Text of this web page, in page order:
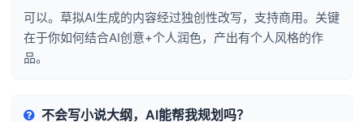
可以。草拟AI生成的内容经过独创性改写，支持商用。关键
在于你如何结合AI创意+个人润色，产出有个人风格的作
品。
不会写小说大纲，AI能帮我规划吗？